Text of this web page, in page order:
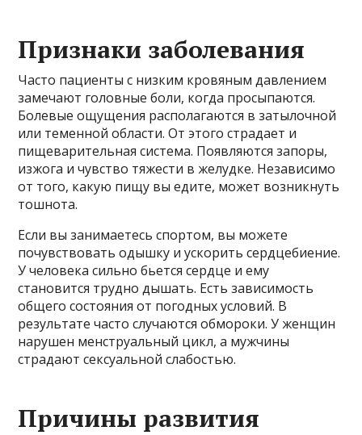
Признаки заболевания
Часто пациенты с низким кровяным давлением
замечают головные боли, когда просыпаются.
Болевые ощущения располагаются в затылочной
или теменной области. От этого страдает и
пищеварительная система. Появляются запоры,
изжога и чувство тяжести в желудке. Независимо
от того, какую пищу вы едите, может возникнуть
тошнота.
Если вы занимаетесь спортом, вы можете
почувствовать одышку и ускорить сердцебиение.
У человека сильно бьется сердце и ему
становится трудно дышать. Есть зависимость
общего состояния от погодных условий. В
результате часто случаются обмороки. У женщин
нарушен менструальный цикл, а мужчины
страдают сексуальной слабостью.
Причины развития